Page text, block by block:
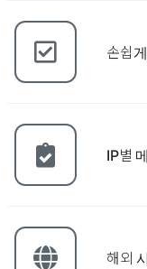
손쉽
IP별
해외